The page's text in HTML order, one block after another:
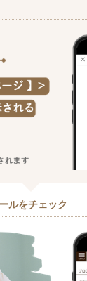
ルをチェック